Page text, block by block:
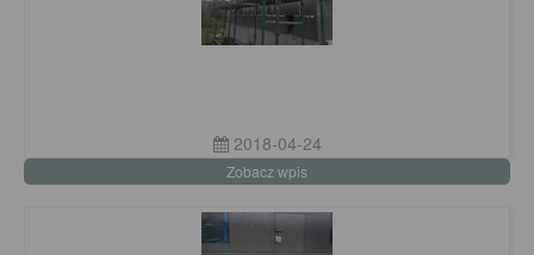
2018-04-24
Zobacz wpis